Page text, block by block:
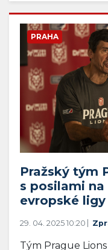
PRAHA
Pražský tým
s posilami na
evropské ligy
29. 04. 2025 10:20
Tým Prague